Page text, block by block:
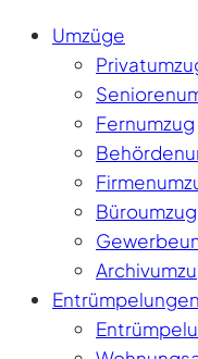
Umzüge
Fernumzug
Büroumzug
Entrümpelungen